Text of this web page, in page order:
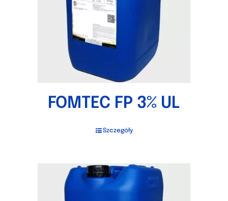
FOMTEC FP 3% UL
Szczegóły